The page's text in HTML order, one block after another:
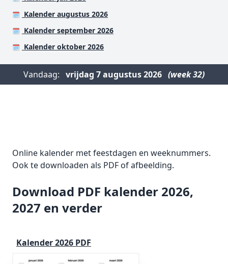
🗓️ Kalender augustus 2026
🗓️ Kalender september 2026
🗓️ Kalender oktober 2026
Vandaag: vrijdag 7 augustus 2026 (week 32)
Online kalender met feestdagen en weeknummers.
Ook te downloaden als PDF of afbeelding.
Download PDF kalender 2026,
2027 en verder
Kalender 2026 PDF